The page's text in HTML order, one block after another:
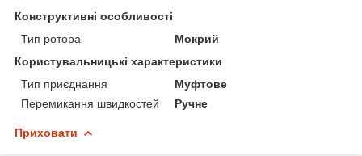
Конструктивні особливості
Тип ротора
Мокрий
Користувальницькі характеристики
Тип приєднання
Муфтове
Перемикання швидкостей
Ручне
Приховати